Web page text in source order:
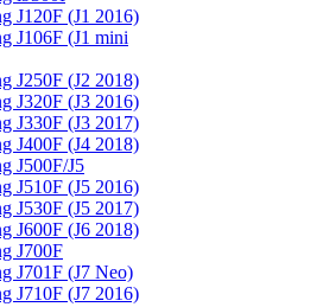
J120F (J1 2016)
J106F (J1 mini
J250F (J2 2018)
J320F (J3 2016)
J330F (J3 2017)
J400F (J4 2018)
J500F/J5
J510F (J5 2016)
J530F (J5 2017)
J600F (J6 2018)
J700F
J701F (J7 Neo)
J710F (J7 2016)